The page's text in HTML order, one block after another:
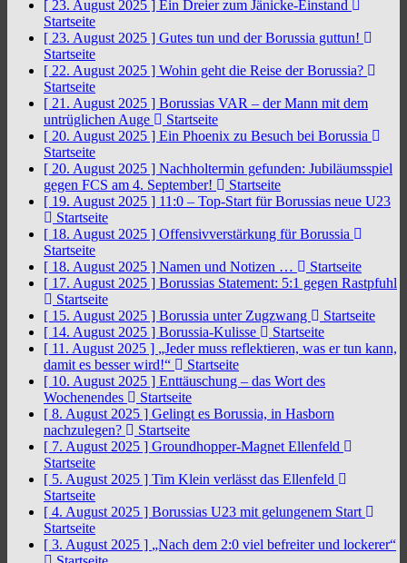
[ 23. August 2025 ] Ein Dreier zum Jänicke-Einstand
Startseite
[ 23. August 2025 ] Gutes tun und der Borussia guttun!
Startseite
[ 22. August 2025 ] Wohin geht die Reise der Borussia?
Startseite
[ 21. August 2025 ] Borussias VAR – der Mann mit dem
untrüglichen Auge
Startseite
[ 20. August 2025 ] Ein Phoenix zu Besuch bei Borussia
Startseite
[ 20. August 2025 ] Nachholtermin gefunden: Jubiläumsspiel
gegen FCS am 4. September!
Startseite
[ 19. August 2025 ] 11:0 – Top-Start für Borussias neue U23
Startseite
[ 18. August 2025 ] Offensivverstärkung für Borussia
Startseite
[ 18. August 2025 ] Namen und Notizen …
Startseite
[ 17. August 2025 ] Borussias Statement: 5:1 gegen Rastpfuhl
Startseite
[ 15. August 2025 ] Borussia unter Zugzwang
Startseite
[ 14. August 2025 ] Borussia-Kulisse
Startseite
[ 11. August 2025 ] „Jeder muss reflektieren, was er tun kann,
damit es besser wird!“
Startseite
[ 10. August 2025 ] Enttäuschung – das Wort des
Wochenendes
Startseite
[ 8. August 2025 ] Gelingt es Borussia, in Hasborn
nachzulegen?
Startseite
[ 7. August 2025 ] Groundhopper-Magnet Ellenfeld
Startseite
[ 5. August 2025 ] Tim Klein verlässt das Ellenfeld
Startseite
[ 4. August 2025 ] Borussias U23 mit gelungenem Start
Startseite
[ 3. August 2025 ] „Nach dem 2:0 viel befreiter und lockerer“